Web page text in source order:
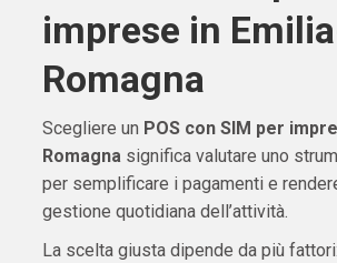
imprese in
Romagna
Scegliere un POS con SIM per
Romagnasignifica valutare uno
per semplificare i pagamenti e
gestione quotidiana dell’attività.
La scelta giusta dipende da più